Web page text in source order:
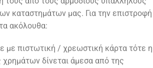
καταστημάτων μας. Για την επιστροφή
ακόλουθα:
με πιστωτική / χρεωστική κάρτα τότε η
δίνεται άμεσα από της